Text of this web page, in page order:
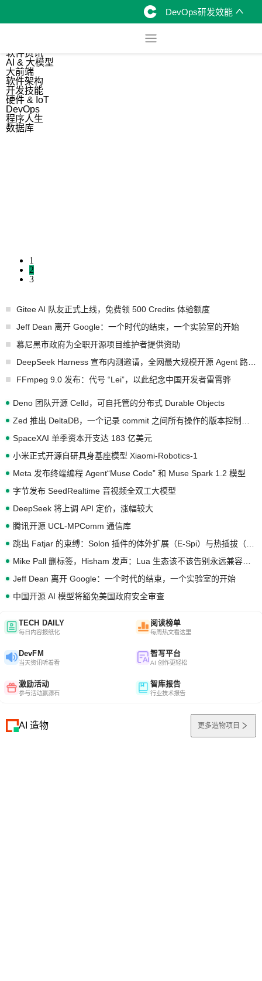
DevOps研发效能
软件资讯
AI & 大模型
大前端
软件架构
开发技能
硬件 & IoT
DevOps
程序人生
数据库
1
2
3
Gitee AI 队友正式上线，免费领 500 Credits 体验额度
Jeff Dean 离开 Google：一个时代的结束，一个实验室的开始
慕尼黑市政府为全职开源项目维护者提供资助
FFmpeg 9.0 发布：代号 “Lei”，以此纪念中国开发者雷霄骅
Deno 团队开源 Celld，可自托管的分布式 Durable Objects
SpaceXAI 单季资本开支达 183 亿美元
小米正式开源自研具身基座模型 Xiaomi-Robotics-1
Meta 发布终端编程 Agent“Muse Code” 和 Muse Spark 1.2 模型
字节发布 SeedRealtime 音视频全双工大模型
DeepSeek 将上调 API 定价，涨幅较大
腾讯开源 UCL-MPComm 通信库
Jeff Dean 离开 Google：一个时代的结束，一个实验室的开始
中国开源 AI 模型将豁免美国政府安全审查
TECH DAILY
每日内容报纸化
阅读榜单
每周热文看这里
DevFM
当天资讯听着看
智写平台
AI 创作更轻松
激励活动
参与活动赢源石
智库报告
行业技术报告
AI 造物 更多造物项目